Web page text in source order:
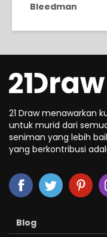
Bleedman
21 Draw menawarkan
untuk murid dari
seniman yang lebih
yang berkontribusi
Blog